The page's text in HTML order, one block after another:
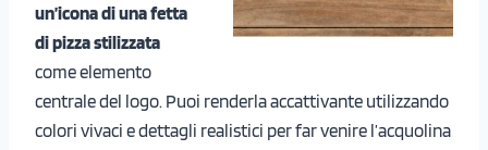
un’icona di una fetta
di pizza stilizzata
come elemento
centrale del logo. Puoi renderla accattivante utilizzando
colori vivaci e dettagli realistici per far venire l’acquolina